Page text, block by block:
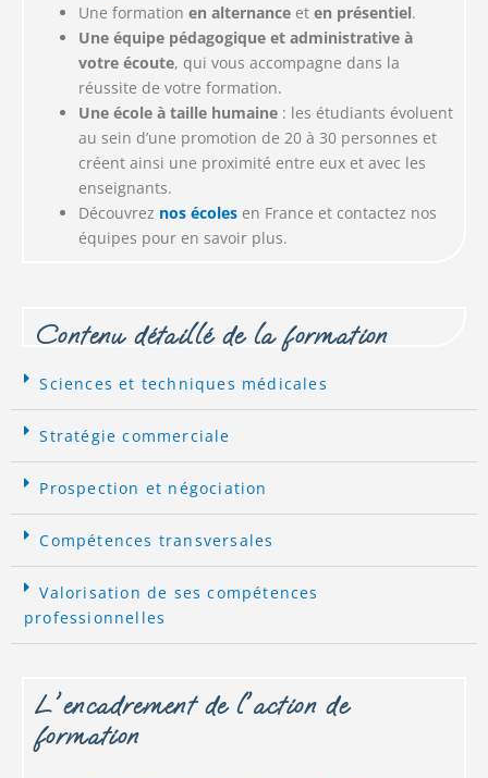
Une formation en alternance et en présentiel.
Une équipe pédagogique et administrative à
votre écoute, qui vous accompagne dans la
réussite de votre formation.
Une école à taille humaine : les étudiants évoluent
au sein d’une promotion de 20 à 30 personnes et
créent ainsi une proximité entre eux et avec les
enseignants.
Découvrez nos écoles en France et contactez nos
équipes pour en savoir plus.
Contenu détaillé de la formation
Sciences et techniques médicales​
Stratégie commerciale ​
Prospection et négociation ​
Compétences transversales​
Valorisation de ses compétences
professionnelles ​
L'encadrement de l'action de
formation